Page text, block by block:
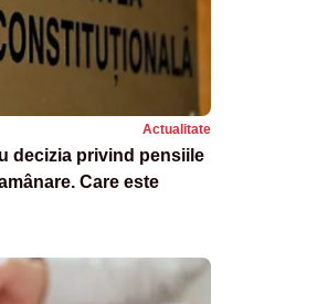
Actualitate
decizia privind pensiile
Care este